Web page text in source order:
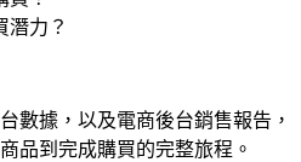
潛力？
數據，以及電商後台銷售報告，
品到完成購買的完整旅程。